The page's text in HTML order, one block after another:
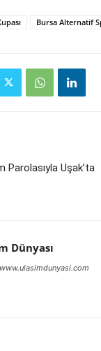
Bursa Alternatif
Parolasıyla Uşak’ta
Dünyası